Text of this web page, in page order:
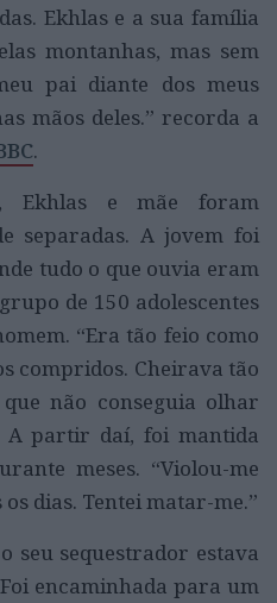
Ekhlas e a sua família
montanhas, mas sem
pai diante dos meus
mãos deles.” recorda a
.
Ekhlas e mãe foram
separadas. A jovem foi
tudo o que ouvia eram
de 150 adolescentes
“Era tão feio como
compridos. Cheirava tão
não conseguia olhar
A partir daí, foi mantida
meses. “Violou-me
dias. Tentei matar-me.”
seu sequestrador estava
encaminhada para um